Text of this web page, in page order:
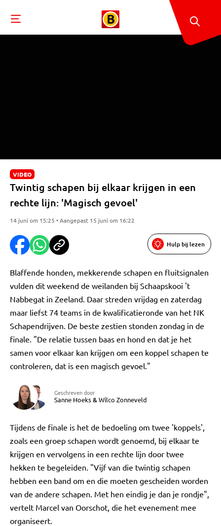
VIDEO
Twintig schapen bij elkaar krijgen in een
rechte lijn: 'Magisch gevoel'
14 juni om 15:25 • Aangepast 15 juni om 16:22
Hulp bij lezen
Blaffende honden, mekkerende schapen en fluitsignalen
vulden dit weekend de weilanden bij Schaapskooi 't
Nabbegat in Zeeland. Daar streden vrijdag en zaterdag
maar liefst 74 teams in de kwalificatieronde van het NK
Schapendrijven. De beste zestien stonden zondag in de
finale. "De relatie tussen baas en hond en dat je het
samen voor elkaar kan krijgen om een koppel schapen te
controleren, dat is een magisch gevoel."
Geschreven door
Sanne Hoeks&Wilco Zonneveld
Tijdens de finale is het de bedoeling om twee 'koppels',
zoals een groep schapen wordt genoemd, bij elkaar te
krijgen en vervolgens in een rechte lijn door twee
hekken te begeleiden. "Vijf van die twintig schapen
hebben een band om en die moeten gescheiden worden
van de andere schapen. Met hen eindig je dan je rondje",
vertelt Marcel van Oorschot, die het evenement mee
organiseert.